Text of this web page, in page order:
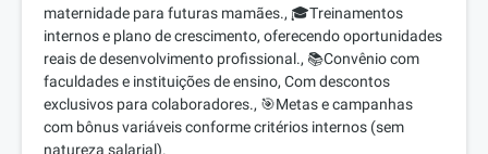
maternidade para futuras mamães., 🎓Treinamentos
internos e plano de crescimento, oferecendo oportunidades
reais de desenvolvimento profissional., 📚Convênio com
faculdades e instituições de ensino, Com descontos
exclusivos para colaboradores., 🎯Metas e campanhas
com bônus variáveis conforme critérios internos (sem
natureza salarial).